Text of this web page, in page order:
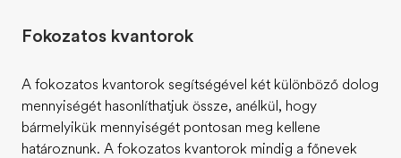
EF programok
EF Iroda
EF iroda a közeledben
Fokozatos kvantorok
A fokozatos kvantorok segítségével két különböző dolog
mennyiségét hasonlíthatjuk össze, anélkül, hogy
bármelyikük mennyiségét pontosan meg kellene
határoznunk. A fokozatos kvantorok mindig a főnevek